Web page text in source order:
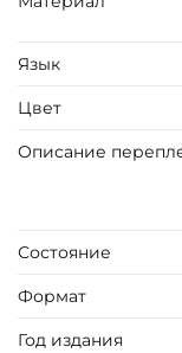
Язык
Цвет
Описание
Состояние
Формат
Год издания